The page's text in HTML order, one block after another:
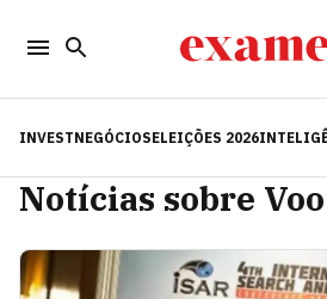
INVESTNEGÓCIOSELEIÇÕES 2026
Notícias sobre